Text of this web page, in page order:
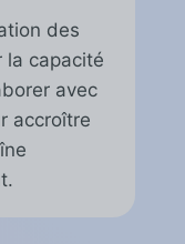
des
la capacité
avec
accroître